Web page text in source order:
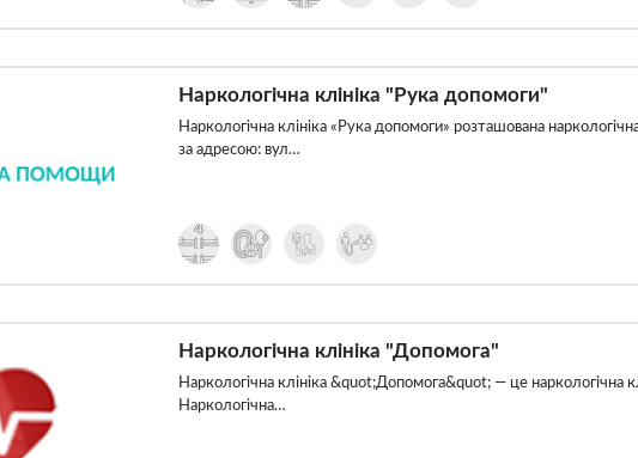
Наркологічна клініка "Рука допомоги"
Наркологічна клініка «Рука допомоги» розташована
за адресою: вул…
Наркологічна клініка "Допомога"
Наркологічна клініка &quot;Допомога&quot; — це наркологічна
Наркологічна…